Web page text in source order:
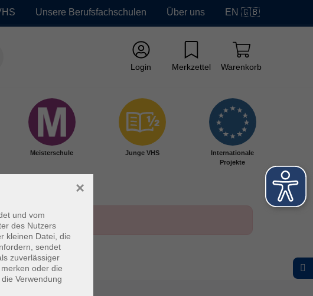
Unsere Berufsfachschulen Über uns EN 🇬🇧
Login Merkzettel Warenkorb
Meisterschule Junge VHS
Internationale
Projekte
und vom
des Nutzers
kleinen Datei, die
sendet
zuverlässiger
oder die
Verwendung
×